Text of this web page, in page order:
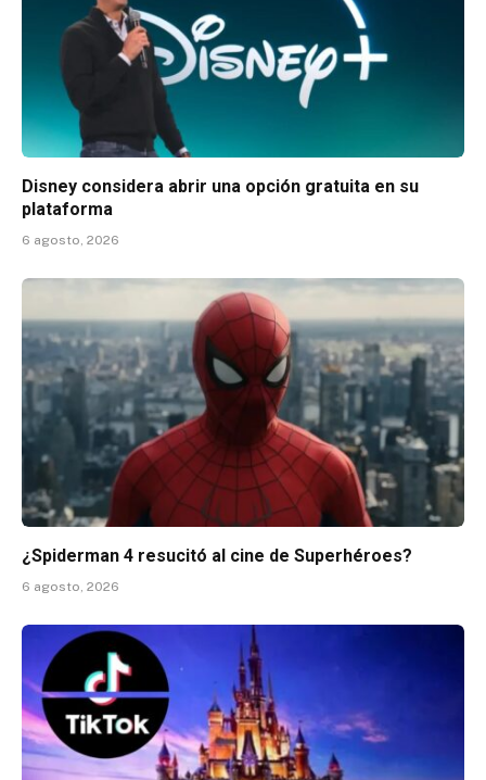
Disney considera abrir una opción gratuita en su
plataforma
6 agosto, 2026
¿Spiderman 4 resucitó al cine de Superhéroes?
6 agosto, 2026